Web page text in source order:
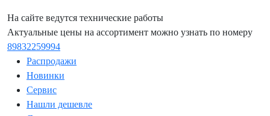
На сайте ведутся технические работы
Актуальные цены на ассортимент можно узнать по номеру
89832259994
Распродажи
Новинки
Сервис
Нашли дешевле